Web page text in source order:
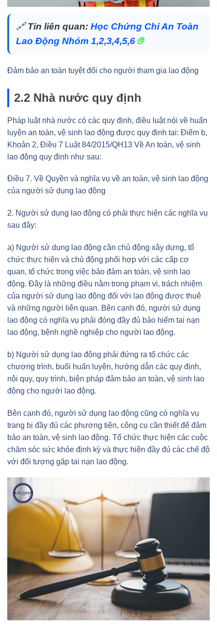
🔗Tin liên quan: Học Chứng Chỉ An Toàn
Lao Động Nhóm 1,2,3,4,5,6
Đảm bảo an toàn tuyệt đối cho người tham gia lao động
2.2 Nhà nước quy định
Pháp luật nhà nước có các quy định, điều luật nói về huấn
luyện an toàn, vệ sinh lao động được quy định tại: Điểm b,
Khoản 2, Điều 7 Luật 84/2015/QH13 Về An toàn, vệ sinh
lao động quy định như sau:
Điều 7. Về Quyền và nghĩa vụ về an toàn, vệ sinh lao động
của người sử dụng lao động
2. Người sử dụng lao động có phải thực hiện các nghĩa vụ
sau đây:
a) Người sử dụng lao động cần chủ động xây dựng, tổ
chức thực hiện và chủ động phối hợp với các cấp cơ
quan, tổ chức trong việc bảo đảm an toàn, vệ sinh lao
động. Đây là những điều nằm trong phạm vi, trách nhiệm
của người sử dụng lao động đối với lao động được thuê
và những người liên quan. Bên cạnh đó, người sử dụng
lao động có nghĩa vụ phải đóng đầy đủ bảo hiểm tai nạn
lao động, bệnh nghề nghiệp cho người lao động.
b) Người sử dụng lao động phải đứng ra tổ chức các
chương trình, buổi huấn luyện, hướng dẫn các quy định,
nội quy, quy trình, biện pháp đảm bảo an toàn, vệ sinh lao
động cho người lao động.
Bên cạnh đó, người sử dụng lao động cũng có nghĩa vụ
trang bị đầy đủ các phương tiện, công cụ cần thiết để đảm
bảo an toàn, vệ sinh lao động. Tổ chức thực hiện các cuộc
chăm sóc sức khỏe định kỳ và thực hiện đầy đủ các chế độ
với đối tượng gặp tai nạn lao động.